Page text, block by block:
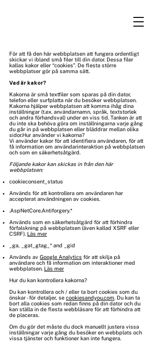
För att få den här webbplatsen att fungera ordentligt
skickar vi ibland små filer till din dator. Dessa filer
kallas kakor eller “cookies”. De flesta större
webbplatser gör på samma sätt.
Vad är kakor?
Kakorna är små textfiler som sparas på din dator,
telefon eller surfplatta när du besöker webbplatsen.
Kakorna hjälper webbplatsen att komma ihåg dina
inställningar (t.ex. användarnamn, språk, textstorlek
och andra förhandsval) under en viss tid. Tanken är att
du inte ska behöva göra om inställningarna varje gång
du går in på webbplatsen eller bläddrar mellan olika
sidor.Hur använder vi kakorna?
Vi använder kakor för att identifiera användaren, för att
få information om användarinteraktion på webbplatsen
och som en säkerhetsåtgärd.
Följande kakor kan skickas in från den här
webbplatsen:
cookieconsent_status
Används för att kontrollera om användaren har
accepterat användningen av cookies.
.AspNetCore.Antiforgery.*
Används som en säkerhetsåtgärd för att förhindra
förfalskning på webbplatsen (även kallad XSRF eller
CSRF). Läs mer
_ga, _gat_gtag_* and _gid
Används av Google Analytics för att skilja på
användare och få information om interaktioner med
webbplatsen. Läs mer
Hur du kan kontrollera kakorna?
Du kan kontrollera och / eller ta bort cookies som du
önskar - för detaljer, se cookiesandyou.com. Du kan ta
bort alla cookies som redan finns på din dator och du
kan ställa in de flesta webbläsare för att förhindra att
de placeras.
Om du gör det måste du dock manuellt justera vissa
inställningar varje gång du besöker en webbplats och
vissa tjänster och funktioner kan inte fungera.